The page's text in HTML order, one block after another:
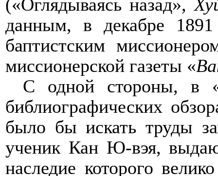
(«Оглядываясь назад»,
данным, в декабре
баптистским
миссионерской газеты «
С одной стороны, в
библиографических
было бы искать труды
ученик Кан Ю-вэя,
наследие которого